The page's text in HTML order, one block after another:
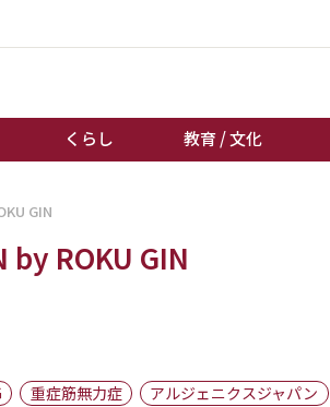
くらし 教育 / 文化
くらし
地域
GIN
by ROKU GIN
重症筋無力症 アルジェニクスジャパン